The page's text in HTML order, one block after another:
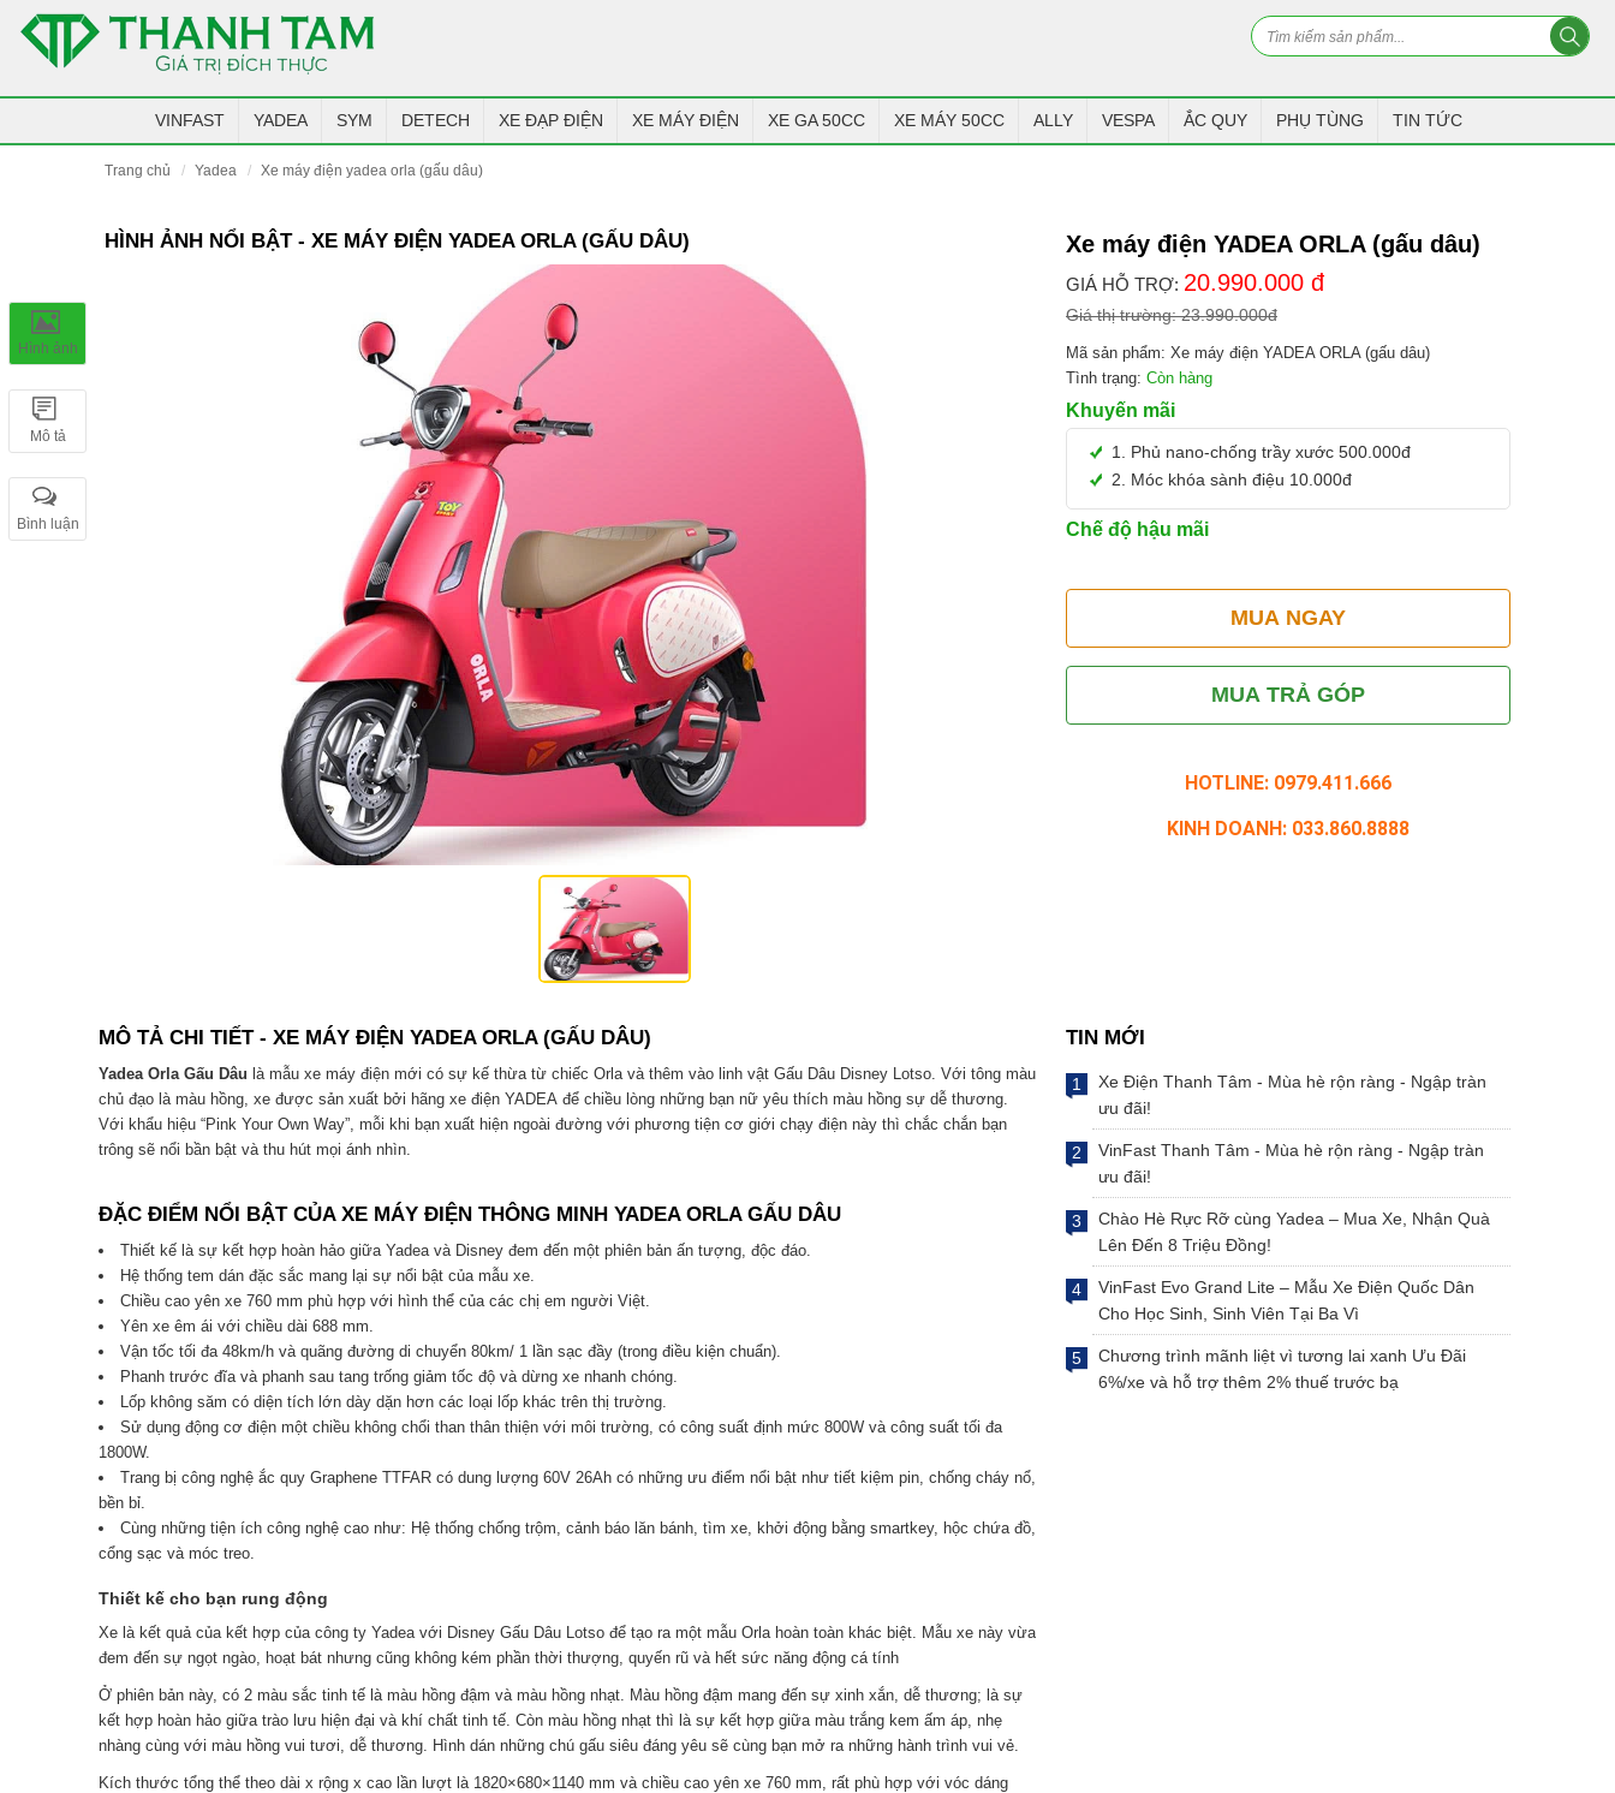
VINFAST YADEA SYM DETECH XE ĐẠP ĐIỆN XE MÁY ĐIỆN XE GA 50CC XE MÁY 50CC ALLY VESPA ẮC QUY PHỤ TÙNG TIN TỨC
Hình ảnh
Mô tả
Bình luận
trang chủ yadea xe máy điện yadea orla (gấu dâu)
HÌNH ẢNH NỔI BẬT - XE MÁY ĐIỆN YADEA ORLA (GẤU DÂU) Xe máy điện YADEA ORLA (gấu dâu)
GIÁ HỖ TRỢ: 20.990.000 đ
Giá thị trường:23.990.000đ
Mã sản phẩm: Xe máy điện YADEA ORLA (gấu dâu)
Tình trạng: Còn hàng
Khuyến mãi
1. Phủ nano-chống trầy xước 500.000đ
2. Móc khóa sành điệu 10.000đ
Chế độ hậu mãi
MUA NGAY
MUA TRẢ GÓP
HOTLINE: 0979.411.666
KINH DOANH: 033.860.8888
MÔ TẢ CHI TIẾT - XE MÁY ĐIỆN YADEA ORLA (GẤU DÂU)
Yadea Orla Gấu Dâu là mẫu xe máy điện mới có sự kế thừa từ chiếc Orla và thêm vào linh vật Gấu Dâu Disney Lotso. Với tông màu
chủ đạo là màu hồng, xe được sản xuất bởi hãng xe điện YADEA để chiều lòng những bạn nữ yêu thích màu hồng sự dễ thương.
Với khẩu hiệu “Pink Your Own Way”, mỗi khi bạn xuất hiện ngoài đường với phương tiện cơ giới chạy điện này thì chắc chắn bạn
trông sẽ nổi bần bật và thu hút mọi ánh nhìn.
ĐẶC ĐIỂM NỔI BẬT CỦA XE MÁY ĐIỆN THÔNG MINH YADEA ORLA GẤU DÂU
Thiết kế là sự kết hợp hoàn hảo giữa Yadea và Disney đem đến một phiên bản ấn tượng, độc đáo.
Hệ thống tem dán đặc sắc mang lại sự nổi bật của mẫu xe.
Chiều cao yên xe 760 mm phù hợp với hình thể của các chị em người Việt.
Yên xe êm ái với chiều dài 688 mm.
Vận tốc tối đa 48km/h và quãng đường di chuyển 80km/ 1 lần sạc đầy (trong điều kiện chuẩn).
Phanh trước đĩa và phanh sau tang trống giảm tốc độ và dừng xe nhanh chóng.
Lốp không săm có diện tích lớn dày dặn hơn các loại lốp khác trên thị trường.
Sử dụng động cơ điện một chiều không chổi than thân thiện với môi trường, có công suất định mức 800W và công suất tối đa
1800W.
Trang bị công nghệ ắc quy Graphene TTFAR có dung lượng 60V 26Ah có những ưu điểm nổi bật như tiết kiệm pin, chống cháy nổ,
bền bỉ.
Cùng những tiện ích công nghệ cao như: Hệ thống chống trộm, cảnh báo lăn bánh, tìm xe, khởi động bằng smartkey, hộc chứa đồ,
cổng sạc và móc treo.
Thiết kế cho bạn rung động
Xe là kết quả của kết hợp của công ty Yadea với Disney Gấu Dâu Lotso để tạo ra một mẫu Orla hoàn toàn khác biệt. Mẫu xe này vừa
đem đến sự ngọt ngào, hoạt bát nhưng cũng không kém phần thời thượng, quyến rũ và hết sức năng động cá tính
Ở phiên bản này, có 2 màu sắc tinh tế là màu hồng đậm và màu hồng nhạt. Màu hồng đậm mang đến sự xinh xắn, dễ thương; là sự
kết hợp hoàn hảo giữa trào lưu hiện đại và khí chất tinh tế. Còn màu hồng nhạt thì là sự kết hợp giữa màu trắng kem ấm áp, nhẹ
nhàng cùng với màu hồng vui tươi, dễ thương. Hình dán những chú gấu siêu đáng yêu sẽ cùng bạn mở ra những hành trình vui vẻ.
Kích thước tổng thể theo dài x rộng x cao lần lượt là 1820×680×1140 mm và chiều cao yên xe 760 mm, rất phù hợp với vóc dáng
TIN MỚI
Xe Điện Thanh Tâm - Mùa hè rộn ràng - Ngập tràn
ưu đãi!
VinFast Thanh Tâm - Mùa hè rộn ràng - Ngập tràn
ưu đãi!
Chào Hè Rực Rỡ cùng Yadea – Mua Xe, Nhận Quà
Lên Đến 8 Triệu Đồng!
VinFast Evo Grand Lite – Mẫu Xe Điện Quốc Dân
Cho Học Sinh, Sinh Viên Tại Ba Vì
Chương trình mãnh liệt vì tương lai xanh Ưu Đãi
6%/xe và hỗ trợ thêm 2% thuế trước bạ